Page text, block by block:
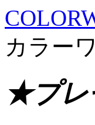
カラー
★プレ